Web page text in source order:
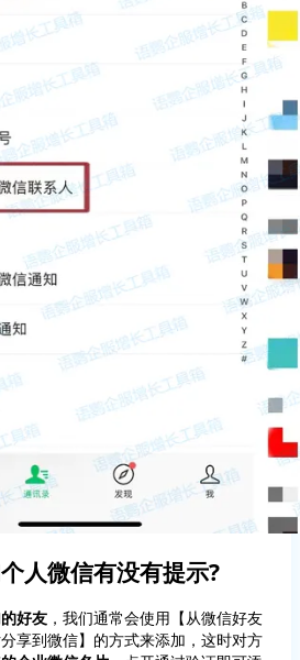
人微信有没有提示?
好友 ，我们通常会使用【从微信好友
享到微信】的方式来添加，这时对方